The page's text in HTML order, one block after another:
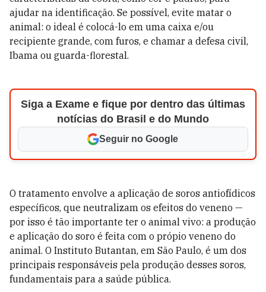
ajudar na identificação. Se possível, evite matar o
animal: o ideal é colocá-lo em uma caixa e/ou
recipiente grande, com furos, e chamar a defesa civil,
Ibama ou guarda-florestal.
Siga a Exame e fique por dentro das últimas
notícias do Brasil e do Mundo
Seguir no Google
O tratamento envolve a aplicação de soros antiofídicos
específicos, que neutralizam os efeitos do veneno —
por isso é tão importante ter o animal vivo: a produção
e aplicação do soro é feita com o própio veneno do
animal. O Instituto Butantan, em São Paulo, é um dos
principais responsáveis pela produção desses soros,
fundamentais para a saúde pública.